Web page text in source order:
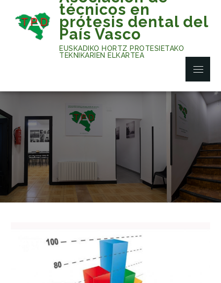
content
técnicos en
prótesis dental del
País Vasco
EUSKADIKO HORTZ PROTESIETAKO
TEKNIKARIEN ELKARTEA
Menu